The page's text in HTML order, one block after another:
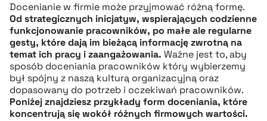
Docenianie w firmie może przyjmować różną formę.
Od strategicznych inicjatyw, wspierających codzienne
funkcjonowanie pracowników, po małe ale regularne
gesty, które dają im bieżącą informację zwrotną na
temat ich pracy i zaangażowania. Ważne jest to, aby
sposób doceniania pracowników który wybierzemy
był spójny z naszą kulturą organizacyjną oraz
dopasowany do potrzeb i oczekiwań pracowników.
Poniżej znajdziesz przykłady form doceniania, które
koncentrują się wokół różnych firmowych wartości.